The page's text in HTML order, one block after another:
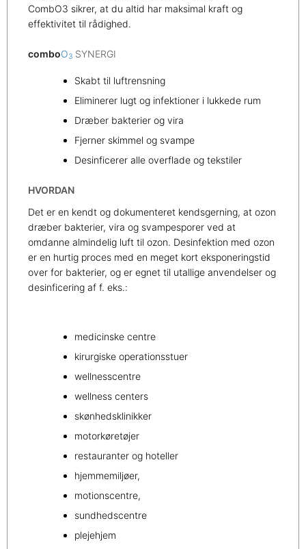
CombO3 sikrer, at du altid har maksimal kraft og
effektivitet til rådighed.
comboO3 SYNERGI
Skabt til luftrensning
Eliminerer lugt og infektioner i lukkede rum
Dræber bakterier og vira
Fjerner skimmel og svampe
Desinficerer alle overflade og tekstiler
HVORDAN
Det er en kendt og dokumenteret kendsgerning, at ozon
dræber bakterier, vira og svampesporer ved at
omdanne almindelig luft til ozon. Desinfektion med ozon
er en hurtig proces med en meget kort eksponeringstid
over for bakterier, og er egnet til utallige anvendelser og
desinficering af f. eks.:
medicinske centre
kirurgiske operationsstuer
wellnesscentre
wellness centers
skønhedsklinikker
motorkøretøjer
restauranter og hoteller
hjemmemiljøer,
motionscentre,
sundhedscentre
plejehjem